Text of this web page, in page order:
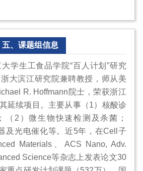
五、课题组信息
学生工食品学院“百人计划”研究
大滨江研究院兼聘教授，师从美
R. Hoffmann院士，荣获浙江
延续项目。主要从事（1）核酸诊
（2）微生物快速检测及杀菌；
及光电催化等。近5年，在Cell子
Materials、ACS Nano, Adv.
Science等杂志上发表论文30